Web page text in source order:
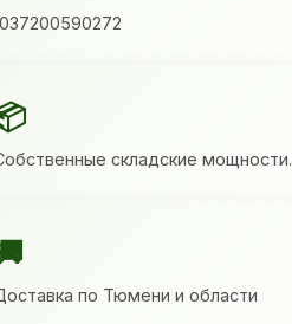
складские мощности.
по Тюмени и области